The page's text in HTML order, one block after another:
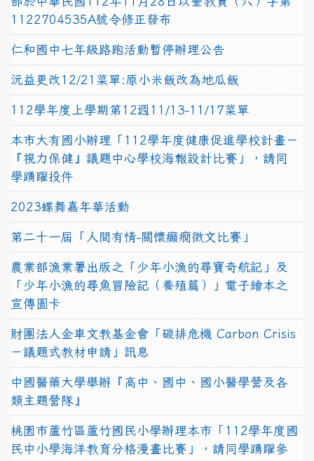
1122704535A號令修正發布
仁和國中七年級路跑活動暫停辦理公告
沅益更改12/21菜單:原小米飯改為地瓜飯
112學年度上學期第12週11/13-11/17菜單
本市大有國小辦理「112學年度健康促進學校計畫－
『視力保健』議題中心學校海報設計比賽」，請同
學踴躍投件
2023蝶舞嘉年華活動
第二十一屆「人間有情-關懷癲癇徵文比賽」
農業部漁業署出版之「少年小漁的尋寶奇航記」及
「少年小漁的尋魚冒險記（養殖篇）」電子繪本之
宣傳圖卡
財團法人金車文教基金會「碳排危機 Carbon Crisis
－議題式教材申請」訊息
中國醫藥大學舉辦『高中、國中、國小醫學營及各
類主題營隊』
桃園市蘆竹區蘆竹國民小學辦理本市「112學年度國
民中小學海洋教育分格漫畫比賽」，請同學踴躍參